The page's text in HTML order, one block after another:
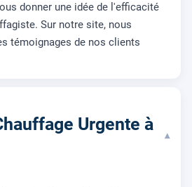
donner une idée de l'efficacité
Sur notre site, nous
témoignages de nos clients
Urgente à
▾